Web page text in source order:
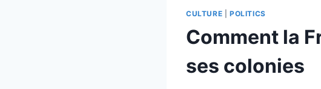
CULTURE POLITICS
Comment la
ses colonies